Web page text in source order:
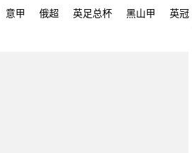
意甲 俄超 英足总杯 黑山甲 英冠